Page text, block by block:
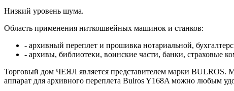
Низкий уровень шума.
Область применения ниткошвейных машинок и станков:
- архивный переплет и прошивка нотариальной,
- архивы, библиотеки, воинские части, банки, страховые
Торговый дом ЧЕЯЛ является представителем марки BULROS.
аппарат для архивного переплета Bulros Y168A можно любым